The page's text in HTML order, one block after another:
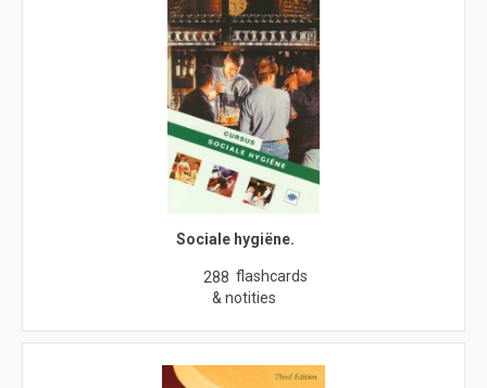
Sociale hygiëne.
288 flashcards
& notities